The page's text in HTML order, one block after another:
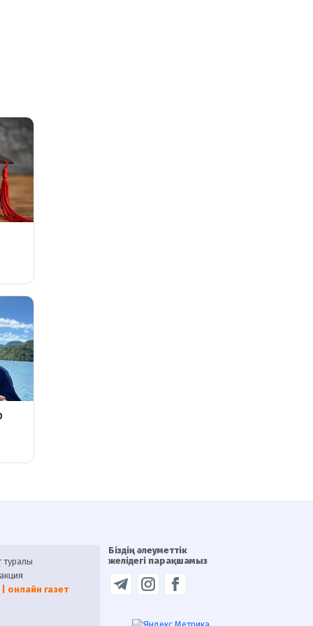
туралы
| онлайн газет
Біздің әлеуметтік
желідегі парақшамыз